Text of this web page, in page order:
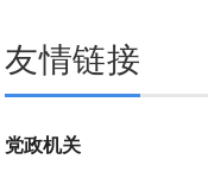
友情链接
党政机关